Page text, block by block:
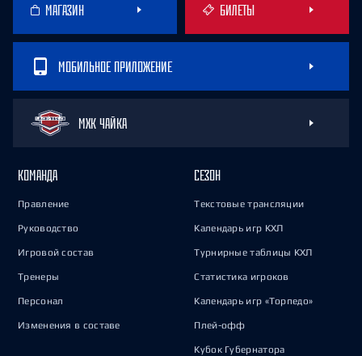
МАГАЗИН БИЛЕТЫ
МОБИЛЬНОЕ ПРИЛОЖЕНИЕ
МХК ЧАЙКА
КОМАНДА
Правление
Руководство
Игровой состав
Тренеры
Персонал
Изменения в составе
СЕЗОН
Текстовые трансляции
Календарь игр КХЛ
Турнирные таблицы КХЛ
Статистика игроков
Календарь игр «Торпедо»
Плей-офф
Кубок Губернатора